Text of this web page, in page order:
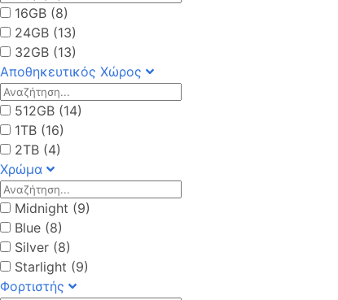
16GB (8)
24GB (13)
32GB (13)
Αποθηκευτικός Χώρος
512GB (14)
1TB (16)
2TB (4)
Χρώμα
Midnight (9)
Blue (8)
Silver (8)
Starlight (9)
Φορτιστής